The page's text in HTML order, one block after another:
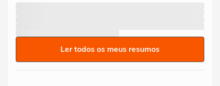
Ler todos os meus resumos